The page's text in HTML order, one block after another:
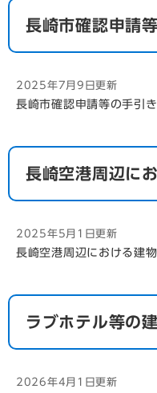
長崎市確認申請
2025年7月9日更新
長崎市確認申請等の手引き
長崎空港周辺に
2025年5月1日更新
長崎空港周辺における建
ラブホテル等の
2026年4月1日更新